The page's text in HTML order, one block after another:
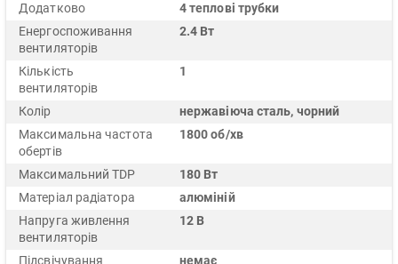
Додатково
4 теплові трубки
Енергоспоживання
вентиляторів
2.4 Вт
Кількість
вентиляторів
1
Колір
нержавіюча сталь, чорний
Максимальна частота
обертів
1800 об/хв
Максимальний TDP
180 Вт
Матеріал радіатора
алюміній
Напруга живлення
вентиляторів
12 В
Підсвічування
немає